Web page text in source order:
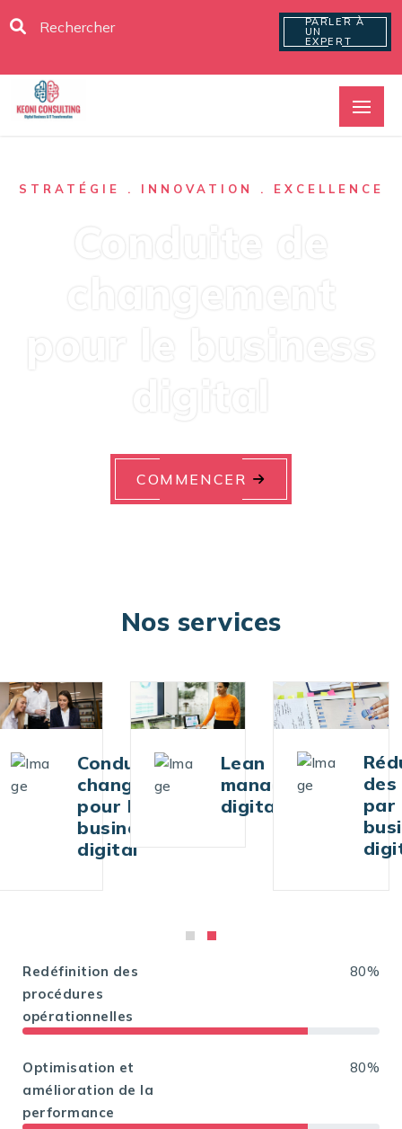
PARLER À
UN
EXPERT
STRATÉGIE . INNOVATION . EXCELLENCE
Conduite de
changement
pour le business
digital
COMMENCER
Nos services
de
Lean
management
digital
Réduction
des coûts
par le
Redéfinition des
procédures
opérationnelles
80%
Optimisation et
amélioration de la
performance
80%